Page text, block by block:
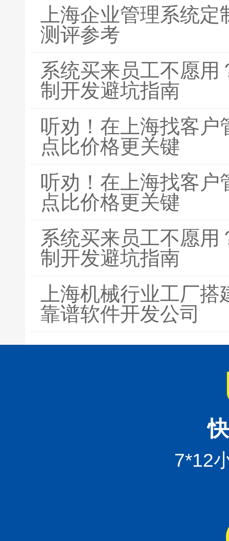
上海企业管理系统
测评参考
系统买来员工不愿
制开发避坑指南
听劝！在上海找客户
点比价格更关键
听劝！在上海找客户
点比价格更关键
系统买来员工不愿
制开发避坑指南
上海机械行业工厂
靠谱软件开发公司
7*12